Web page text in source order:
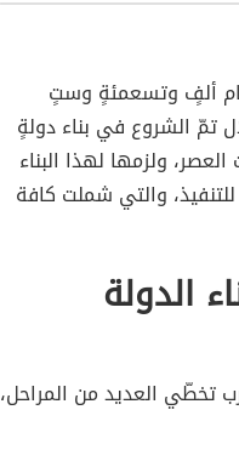
ألفٍ وتسعمئةٍ وستٍ
تمّ الشروع في بناء دولةٍ
ولزمها لهذا البناء
للتنفيذ، والتي شملت كافة
الدولة
تخطّي العديد من المراحل،